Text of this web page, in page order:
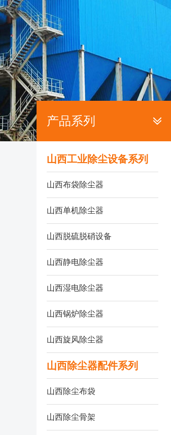
产品系列
山西工业除尘设备系列
山西布袋除尘器
山西单机除尘器
山西脱硫脱硝设备
山西静电除尘器
山西湿电除尘器
山西锅炉除尘器
山西旋风除尘器
山西除尘器配件系列
山西除尘布袋
山西除尘骨架